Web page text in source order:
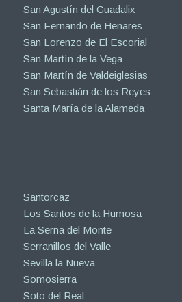
San Agustín del Guadalix
San Fernando de Henares
San Lorenzo de El Escorial
San Martín de la Vega
San Martín de Valdeiglesias
San Sebastián de los Reyes
Santa María de la Alameda
Santorcaz
Los Santos de la Humosa
La Serna del Monte
Serranillos del Valle
Sevilla la Nueva
Somosierra
Soto del Real